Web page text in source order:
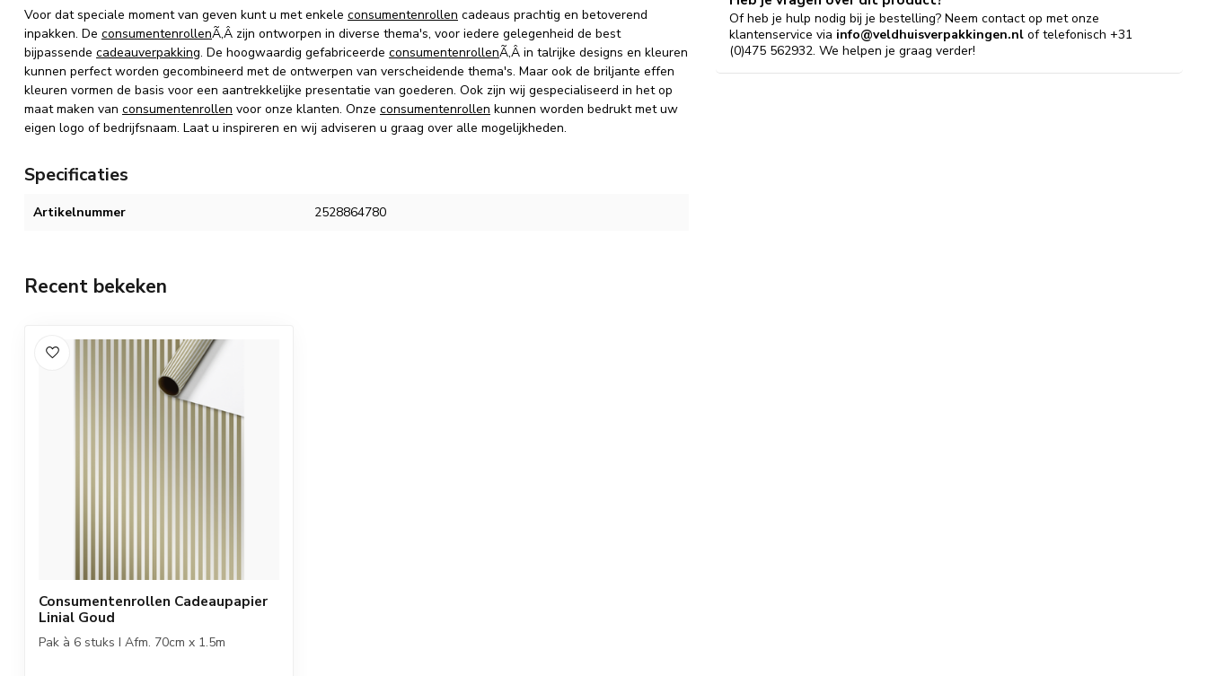
Voor dat speciale moment van geven kunt u met enkele consumentenrollen cadeaus prachtig en betoverend
inpakken. De consumentenrollenÃ‚Â zijn ontworpen in diverse thema's, voor iedere gelegenheid de best
bijpassende cadeauverpakking. De hoogwaardig gefabriceerde consumentenrollenÃ‚Â in talrijke designs en kleuren
kunnen perfect worden gecombineerd met de ontwerpen van verscheidende thema's. Maar ook de briljante effen
kleuren vormen de basis voor een aantrekkelijke presentatie van goederen. Ook zijn wij gespecialiseerd in het op
maat maken van consumentenrollen voor onze klanten. Onze consumentenrollen kunnen worden bedrukt met uw
eigen logo of bedrijfsnaam. Laat u inspireren en wij adviseren u graag over alle mogelijkheden.
Specificaties
Artikelnummer 2528864780
Of heb je hulp nodig bij je bestelling? Neem contact op met onze
klantenservice via info@veldhuisverpakkingen.nl of telefonisch +31
(0)475 562932. We helpen je graag verder!
Recent bekeken
Consumentenrollen Cadeaupapier
Linial Goud
Pak à 6 stuks I Afm. 70cm x 1.5m